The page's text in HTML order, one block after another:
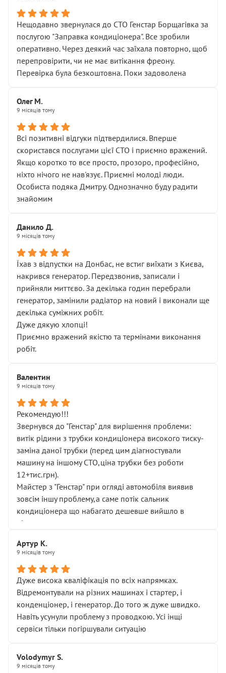
Нещодавно звернулася до СТО Генстар Борщагівка за
послугою "Заправка кондиціонера". Все зробили
оперативно. Через деякий час заїхала повторно, щоб
перепровірити, чи не має витікання фреону.
Перевірка була безкоштовна. Поки задоволена
Олег М.
9 місяців тому
Всі позитивні відгуки підтвердилися. Вперше
скористався послугами цієї СТО і приємно вражений.
Якщо коротко то все просто, прозоро, професійно,
ніхто нічого не нав'язує. Приємні молоді люди.
Особиста подяка Дмитру. Однозначно буду радити
знайомим
Данило Д.
9 місяців тому
Їхав з відпустки на Донбас, не встиг виїхати з Києва,
накрився генератор. Передзвонив, записали і
прийняли миттєво. За декілька годин перебрали
генератор, замінили радіатор на новий і виконали ще
декілька суміжних робіт.
Дуже дякую хлопці!
Приємно вражений якістю та термінами виконання
робіт.
Валентин
9 місяців тому
Рекомендую!!!
Звернувся до "Генстар" для вирішення проблеми:
витік рідини з трубки кондиціонера високого тиску-
заміна даної трубки (перед цим діагностували
машину на іншому СТО,ціна трубки без роботи
12+тис.грн).
Майстер з "Генстар" при огляді автомобіля виявив
зовсім іншу проблему,а саме потік сальник
кондиціонера що набагато дешевше вийшло в
підсумку.
Артур К.
9 місяців тому
Дуже висока кваліфікація по всіх напрямках.
Відремонтували на різних машинах і стартер, і
конденціонер, і генератор. До того ж дуже швидко.
Навіть усунули проблему з проводкою. Усі інщі
сервіси тільки погіршували ситуацію
Volodymyr S.
9 місяців тому